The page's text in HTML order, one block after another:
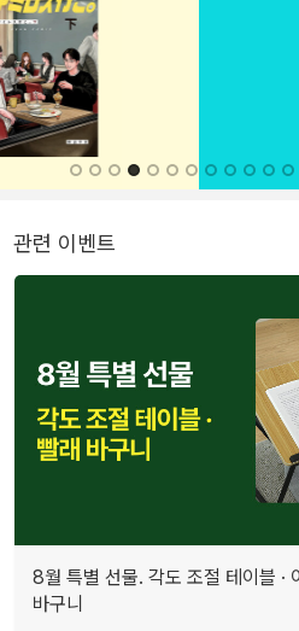
관련 이벤트
8월 특별 선물. 각도 조절 테이블 ·
바구니